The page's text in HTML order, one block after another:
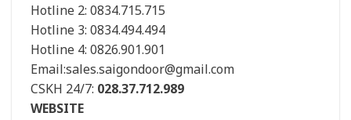
Hotline 2: 0834.715.715
Hotline 3: 0834.494.494
Hotline 4: 0826.901.901
Email:sales.saigondoor@gmail.com
CSKH 24/7: 028.37.712.989
WEBSITE